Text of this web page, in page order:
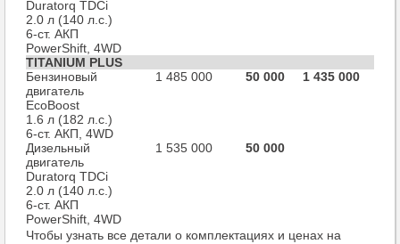
Duratorq TDCi
2.0 л (140 л.с.)
6-ст. АКП
PowerShift, 4WD
TITANIUM PLUS
Бензиновый
двигатель
EcoBoost
1.6 л (182 л.с.)
6-ст. АКП, 4WD
1 485 000 50 000 1 435 000
Дизельный
двигатель
Duratorq TDCi
2.0 л (140 л.с.)
6-ст. АКП
PowerShift, 4WD
1 535 000 50 000
Чтобы узнать все детали о комплектациях и ценах на